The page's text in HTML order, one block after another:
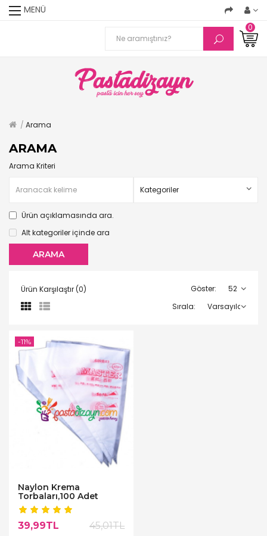
MENÜ
0
Arama
ARAMA
Arama Kriteri
Ürün açıklamasında ara.
Alt kategoriler içinde ara
Ürün Karşılaştır (0)
Göster:
Sırala:
Naylon Krema
Torbaları,100 Adet
39,99TL 45,01TL
-11%